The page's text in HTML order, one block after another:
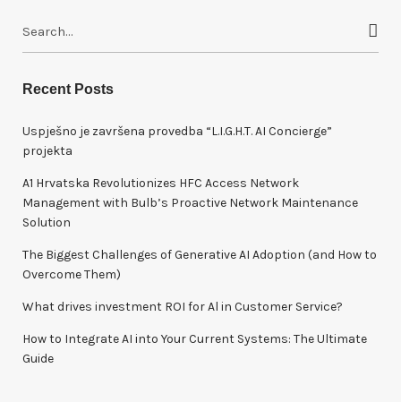
r
h
f
Recent Posts
Uspješno je završena provedba “L.I.G.H.T. AI Concierge”
projekta
A1 Hrvatska Revolutionizes HFC Access Network
Management with Bulb’s Proactive Network Maintenance
Solution
The Biggest Challenges of Generative AI Adoption (and How to
Overcome Them)
What drives investment ROI for Al in Customer Service?
How to Integrate AI into Your Current Systems: The Ultimate
Guide